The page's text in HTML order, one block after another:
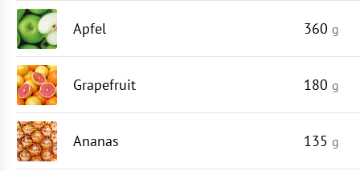
Apfel 360 g
Grapefruit 180 g
Ananas 135 g